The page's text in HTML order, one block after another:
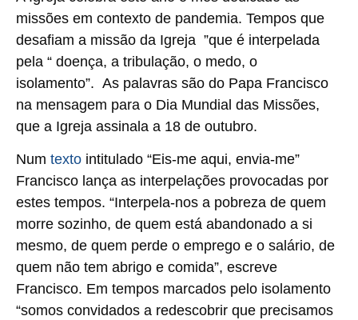
missões em contexto de pandemia. Tempos que
desafiam a missão da Igreja ”que é interpelada
pela “ doença, a tribulação, o medo, o
isolamento”. As palavras são do Papa Francisco
na mensagem para o Dia Mundial das Missões,
que a Igreja assinala a 18 de outubro.
Num texto intitulado “Eis-me aqui, envia-me”
Francisco lança as interpelações provocadas por
estes tempos. “Interpela-nos a pobreza de quem
morre sozinho, de quem está abandonado a si
mesmo, de quem perde o emprego e o salário, de
quem não tem abrigo e comida”, escreve
Francisco. Em tempos marcados pelo isolamento
“somos convidados a redescobrir que precisamos